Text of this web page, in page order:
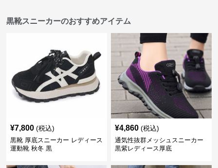
黒靴スニーカーのおすすめアイテム
¥7,800 (税込)
黒靴 厚底スニーカー レディース
運動靴 秋冬 黒
¥4,860 (税込)
通気性抜群メッシュスニーカー
黒紫レディース厚底